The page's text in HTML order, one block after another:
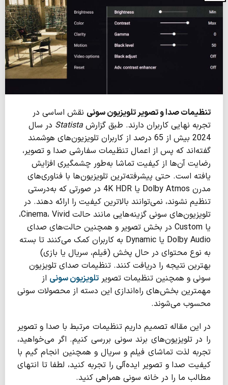
تنظیمات صدا و تصویر تلویزیون سونی نقش اساسی در
تجربه نهایی کاربران دارند. طبق گزارش Statista در سال
2024 بیش از 65 درصد از کاربران تلویزیون‌های هوشمند
گفته‌اند که پس از اعمال تنظیمات سفارشی صدا و تصویر،
رضایت آن‌ها از کیفیت تماشا به‌طور چشمگیری افزایش
یافته است. حتی پیشرفته‌ترین تلویزیون‌ها با فناوری‌های
مدرن Dolby Atmos یا 4K HDR در صورتی که به‌درستی
تنظیم نشوند، نمی‌توانند بالاترین کیفیت را ارائه دهند. در
تلویزیون‌های سونی گزینه‌هایی مانند حالت Cinema، Vivid،
یا Custom در بخش تصویر و همچنین حالت‌های صدای
Dolby Audio یا Dynamic به کاربران کمک می‌کنند تا بسته
به نوع محتوای در حال پخش (فیلم، سریال یا بازی)
بهترین نتیجه را دریافت کنند. تنظیمات صدای تلویزیون
سونی و همچنین تنظیمات تصویر تلویزیون سونی از
مهمترین بخش‌های راه‌اندازی این دسته از محصولات سونی
محسوب می‌شوند.
در این مقاله تصمیم داریم تنظیمات مرتبط با صدا و تصویر
را در تلویزیون‌های برند سونی بررسی کنیم. اگر می‌خواهید،
تجربه لذت تماشای فیلم و سریال و همچنین انجام گیم با
کیفیت صدا و تصویر ایده‌آلی را تجربه کنید، لطفا تا انتهای
مطالب ما را در خانه سونی همراهی کنید.